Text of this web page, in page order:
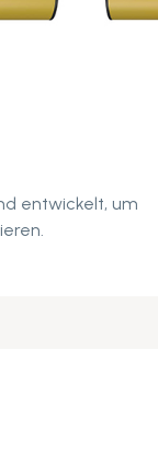
entwickelt, um